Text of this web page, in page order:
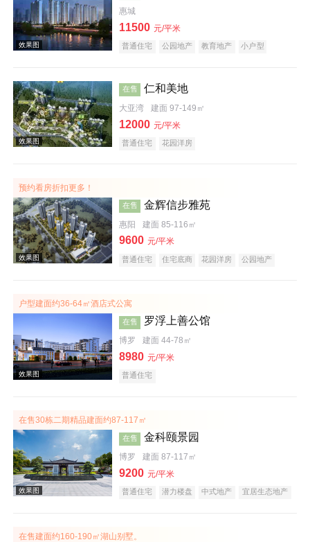
效果图
效果图
惠城
11500 元/平米
普通住宅 公园地产 教育地产 小户型
效果图
在售 仁和美地
大亚湾 建面 97-149㎡
12000 元/平米
普通住宅 花园洋房
预约看房折扣更多！
在售 金辉信步雅苑
惠阳 建面 85-116㎡
9600 元/平米
普通住宅 住宅底商 花园洋房
公园地产
户型建面约36-64㎡酒店式公寓
在售 罗浮上善公馆
博罗 建面 44-78㎡
8980 元/平米
普通住宅
在售30栋二期精品建面约87-117㎡
在售 金科颐景园
博罗 建面 87-117㎡
9200 元/平米
普通住宅 潜力楼盘 中式地产
宜居生态地产
在售建面约160-190㎡湖山别墅。